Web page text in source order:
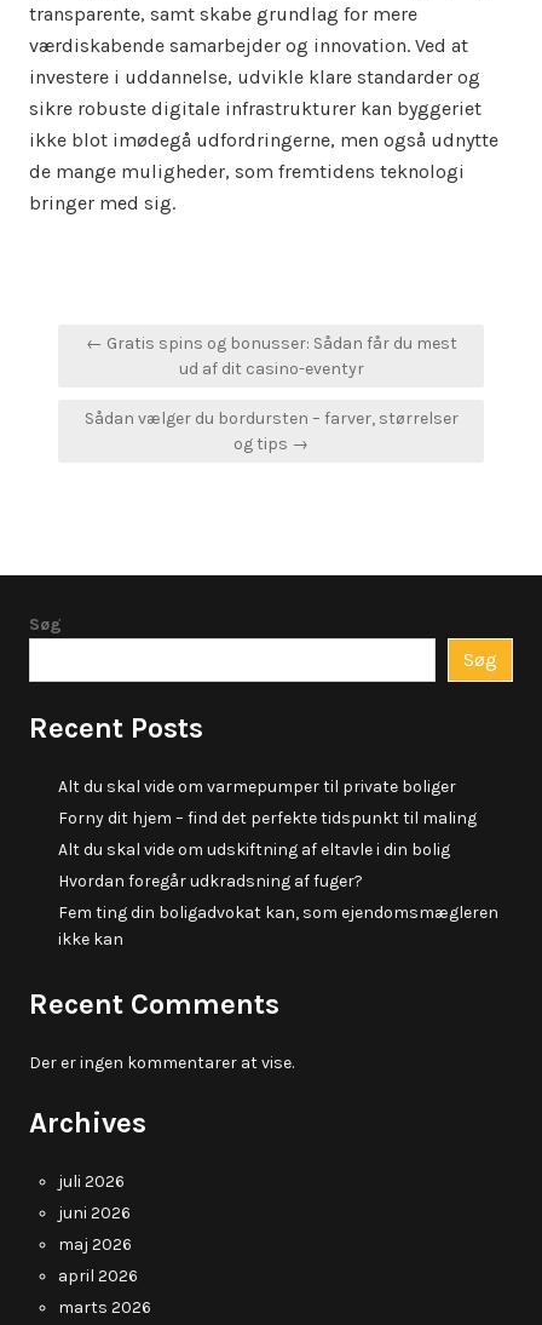
transparente, samt skabe grundlag for mere
værdiskabende samarbejder og innovation. Ved at
investere i uddannelse, udvikle klare standarder og
sikre robuste digitale infrastrukturer kan byggeriet
ikke blot imødegå udfordringerne, men også udnytte
de mange muligheder, som fremtidens teknologi
bringer med sig.
Indlægsnavigation
← Gratis spins og bonusser: Sådan får du mest
ud af dit casino-eventyr
Sådan vælger du bordursten – farver, størrelser
og tips →
Søg
Søg
Recent Posts
Alt du skal vide om varmepumper til private boliger
Forny dit hjem – find det perfekte tidspunkt til maling
Alt du skal vide om udskiftning af eltavle i din bolig
Hvordan foregår udkradsning af fuger?
Fem ting din boligadvokat kan, som ejendomsmægleren
ikke kan
Recent Comments
Der er ingen kommentarer at vise.
Archives
juli 2026
juni 2026
maj 2026
april 2026
marts 2026